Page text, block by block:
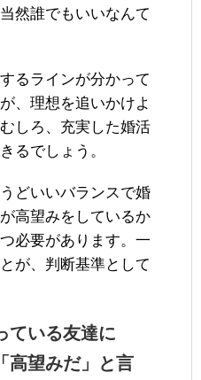
然誰でもいいなんて
るラインが分かって
、理想を追いかけよ
しろ、充実した婚活
るでしょう。
どいいバランスで婚
高望みをしているか
必要があります。一
が、判断基準として
ている友達に
高望みだ」と言